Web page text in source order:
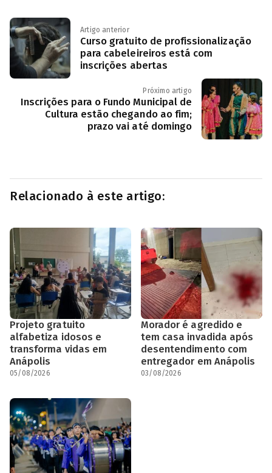
Artigo anterior
Curso gratuito de profissionalização
para cabeleireiros está com
inscrições abertas
Próximo artigo
Inscrições para o Fundo Municipal de
Cultura estão chegando ao fim;
prazo vai até domingo
Relacionado à este artigo:
Projeto gratuito
alfabetiza idosos e
transforma vidas em
Anápolis
05/08/2026
Morador é agredido e
tem casa invadida após
desentendimento com
entregador em Anápolis
03/08/2026